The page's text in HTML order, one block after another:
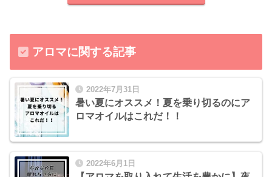
アロマに関する記事
2022年7月31日
暑い夏にオススメ！夏を乗り切るのにア
ロマオイルはこれだ！！
2022年6月1日